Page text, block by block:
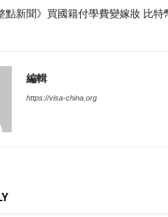
點新聞》買國籍付學費變嫁妝 比特
編輯
https://visa-china.org